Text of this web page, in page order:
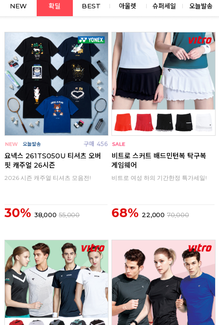
NEW 확딜 BEST 아울렛 슈퍼세일 오늘발송
구매 456
요넥스 261TS050U 티셔츠 오버
핏 캐주얼 26시즌
2026 시즌 캐주얼 티셔츠 모음전!
30% 38,000 55,000
비트로 스커트 배드민턴복 탁구복
게임웨어
비트로 여성 하의 기간한정 특가세일!
68% 22,000 70,000